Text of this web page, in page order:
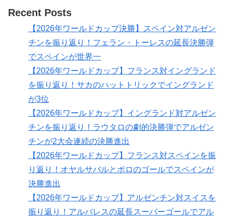
Recent Posts
【2026年ワールドカップ決勝】スペイン対アルゼン
チンを振り返り！フェラン・トーレスの延長決勝弾
でスペインが世界一
【2026年ワールドカップ】フランス対イングランド
を振り返り！サカのハットトリックでイングランド
が3位
【2026年ワールドカップ】イングランド対アルゼン
チンを振り返り！ラウタロの劇的決勝弾でアルゼン
チンが2大会連続の決勝進出
【2026年ワールドカップ】フランス対スペインを振
り返り！オヤルサバルとポロのゴールでスペインが
決勝進出
【2026年ワールドカップ】アルゼンチン対スイスを
振り返り！アルバレスの延長スーパーゴールでアル